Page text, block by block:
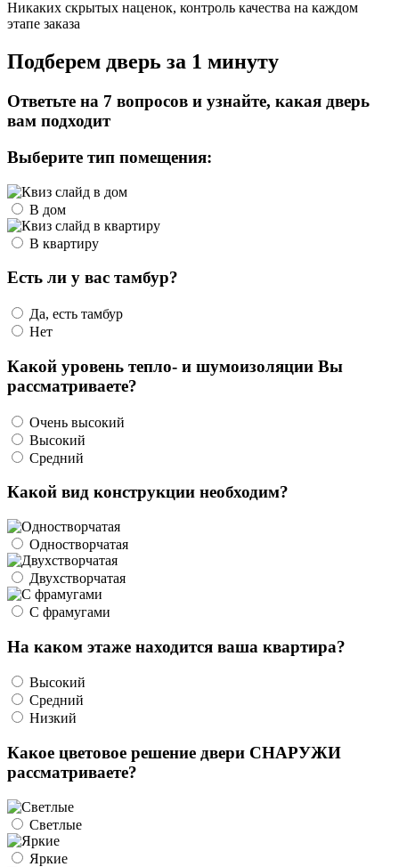
Никаких скрытых наценок, контроль качества на каждом
этапе заказа
Подберем дверь за 1 минуту
Ответьте на 7 вопросов и узнайте, какая дверь
вам подходит
Выберите тип помещения:
В дом
В квартиру
Есть ли у вас тамбур?
Да, есть тамбур
Нет
Какой уровень тепло- и шумоизоляции Вы
рассматриваете?
Очень высокий
Высокий
Средний
Какой вид конструкции необходим?
Одностворчатая
Двухстворчатая
С фрамугами
На каком этаже находится ваша квартира?
Высокий
Средний
Низкий
Какое цветовое решение двери СНАРУЖИ
рассматриваете?
Светлые
Яркие